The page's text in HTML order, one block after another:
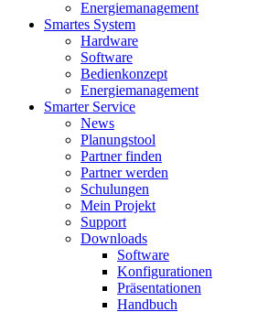
Energiemanagement
Smartes System
Hardware
Software
Bedienkonzept
Energiemanagement
Smarter Service
News
Planungstool
Partner finden
Partner werden
Schulungen
Mein Projekt
Support
Downloads
Software
Konfigurationen
Präsentationen
Handbuch